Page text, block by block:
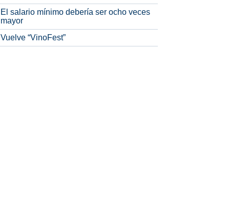
El salario mínimo debería ser ocho veces
mayor
Vuelve “VinoFest”